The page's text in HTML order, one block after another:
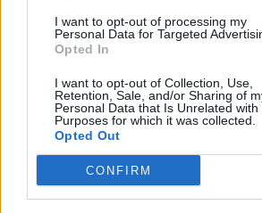
I want to opt-out of processing my
Personal Data for Targeted
Opted In
I want to opt-out of Collection, Use,
Retention, Sale, and/or Sharing of
Personal Data that Is Unrelated with
Purposes for which it was collected.
Opted Out
CONFIRM
LE MIGLIORI OFFERTE